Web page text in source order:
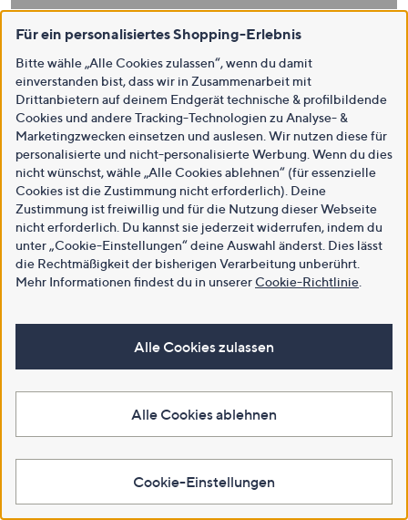
Für ein personalisiertes Shopping-Erlebnis
Bitte wähle „Alle Cookies zulassen“, wenn du damit
einverstanden bist, dass wir in Zusammenarbeit mit
Drittanbietern auf deinem Endgerät technische & profilbildende
Cookies und andere Tracking-Technologien zu Analyse- &
Marketingzwecken einsetzen und auslesen. Wir nutzen diese für
personalisierte und nicht-personalisierte Werbung. Wenn du dies
nicht wünschst, wähle „Alle Cookies ablehnen“ (für essenzielle
Cookies ist die Zustimmung nicht erforderlich). Deine
Zustimmung ist freiwillig und für die Nutzung dieser Webseite
nicht erforderlich. Du kannst sie jederzeit widerrufen, indem du
unter „Cookie-Einstellungen“ deine Auswahl änderst. Dies lässt
die Rechtmäßigkeit der bisherigen Verarbeitung unberührt.
Mehr Informationen findest du in unsererCookie-Richtlinie
Alle Cookies zulassen
Alle Cookies ablehnen
Cookie-Einstellungen